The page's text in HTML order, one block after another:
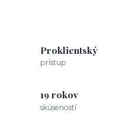
Proklientský
prístup
19 rokov
skúseností